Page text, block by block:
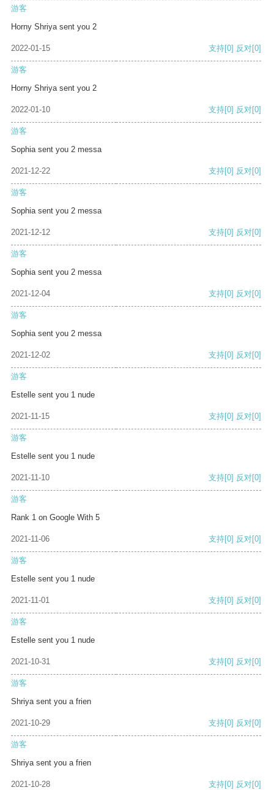
游客
Horny Shriya sent you 2
2022-01-15 支持[0] 反对[0]
游客
Horny Shriya sent you 2
2022-01-10 支持[0] 反对[0]
游客
Sophia sent you 2 messa
2021-12-22 支持[0] 反对[0]
游客
Sophia sent you 2 messa
2021-12-12 支持[0] 反对[0]
游客
Sophia sent you 2 messa
2021-12-04 支持[0] 反对[0]
游客
Sophia sent you 2 messa
2021-12-02 支持[0] 反对[0]
游客
Estelle sent you 1 nude
2021-11-15 支持[0] 反对[0]
游客
Estelle sent you 1 nude
2021-11-10 支持[0] 反对[0]
游客
Rank 1 on Google With 5
2021-11-06 支持[0] 反对[0]
游客
Estelle sent you 1 nude
2021-11-01 支持[0] 反对[0]
游客
Estelle sent you 1 nude
2021-10-31 支持[0] 反对[0]
游客
Shriya sent you a frien
2021-10-29 支持[0] 反对[0]
游客
Shriya sent you a frien
2021-10-28 支持[0] 反对[0]